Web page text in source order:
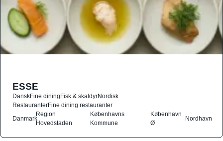
ESSE
DanskFine diningFisk & skaldyrNordisk
RestauranterFine dining restauranter
Danmark
Region
Hovedstaden
Københavns
Kommune
København
Ø
Nordhavn